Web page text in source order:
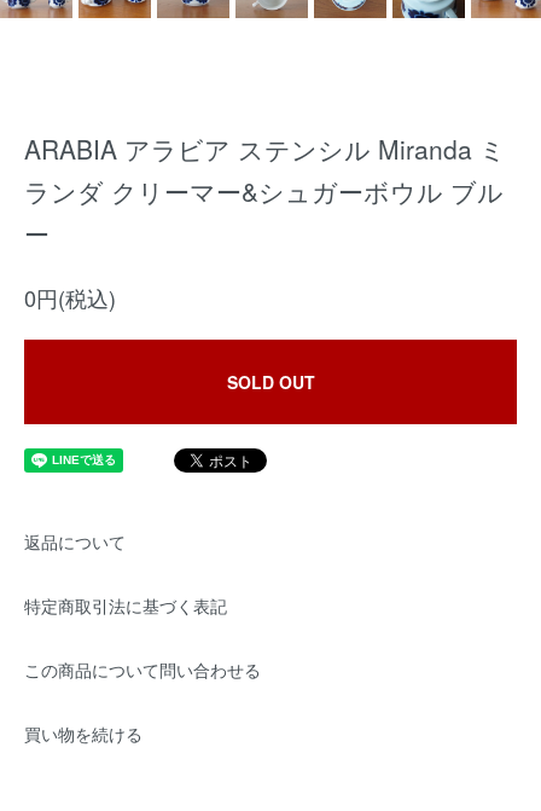
ARABIA アラビア ステンシル Miranda ミ
ランダ クリーマー&シュガーボウル ブル
ー
0円(税込)
SOLD OUT
返品について
特定商取引法に基づく表記
この商品について問い合わせる
買い物を続ける